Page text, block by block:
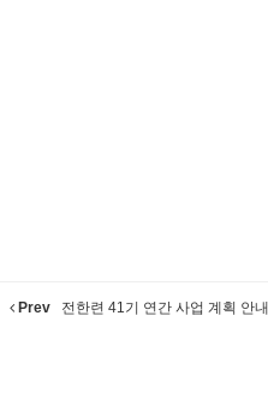
Prev 전한련 41기 연간 사업 계획 안내